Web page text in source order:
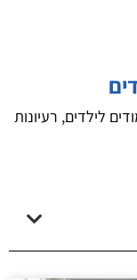
לילדים, רעיונות